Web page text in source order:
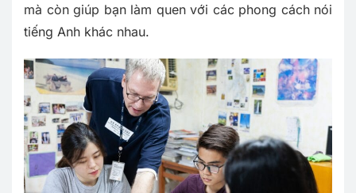
mà còn giúp bạn làm quen với các phong cách nói
tiếng Anh khác nhau.